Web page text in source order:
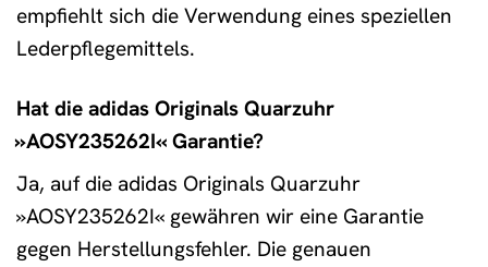
empfiehlt sich die Verwendung eines speziellen
Lederpflegemittels.
Hat die adidas Originals Quarzuhr
»AOSY235262I« Garantie?
Ja, auf die adidas Originals Quarzuhr
»AOSY235262I« gewähren wir eine Garantie
gegen Herstellungsfehler. Die genauen